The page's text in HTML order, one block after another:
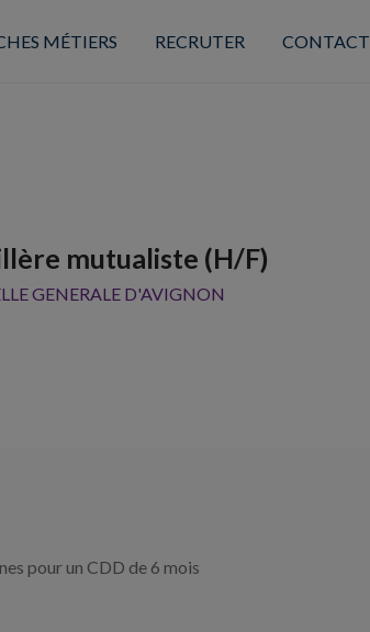
MÉTIERS RECRUTER CONTACT
mutualiste (H/F)
GENERALE D'AVIGNON
pour un CDD de 6 mois